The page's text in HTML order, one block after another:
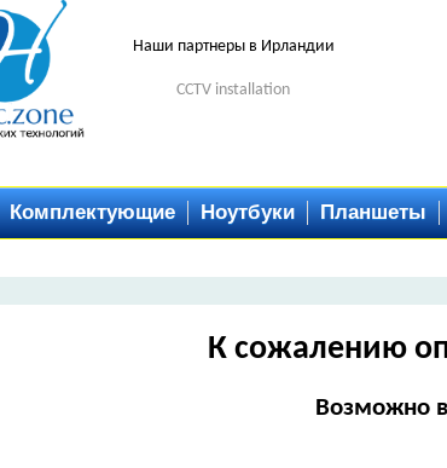
Наши партнеры в Ирландии
CCTV installation
Комплектующие Ноутбуки Планшеты
К сожалению
Возможно